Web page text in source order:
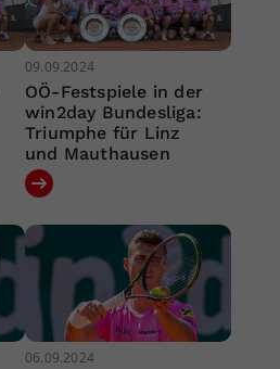
09.09.2024
OÖ-Festspiele in der
win2day Bundesliga:
Triumphe für Linz
und Mauthausen
06.09.2024